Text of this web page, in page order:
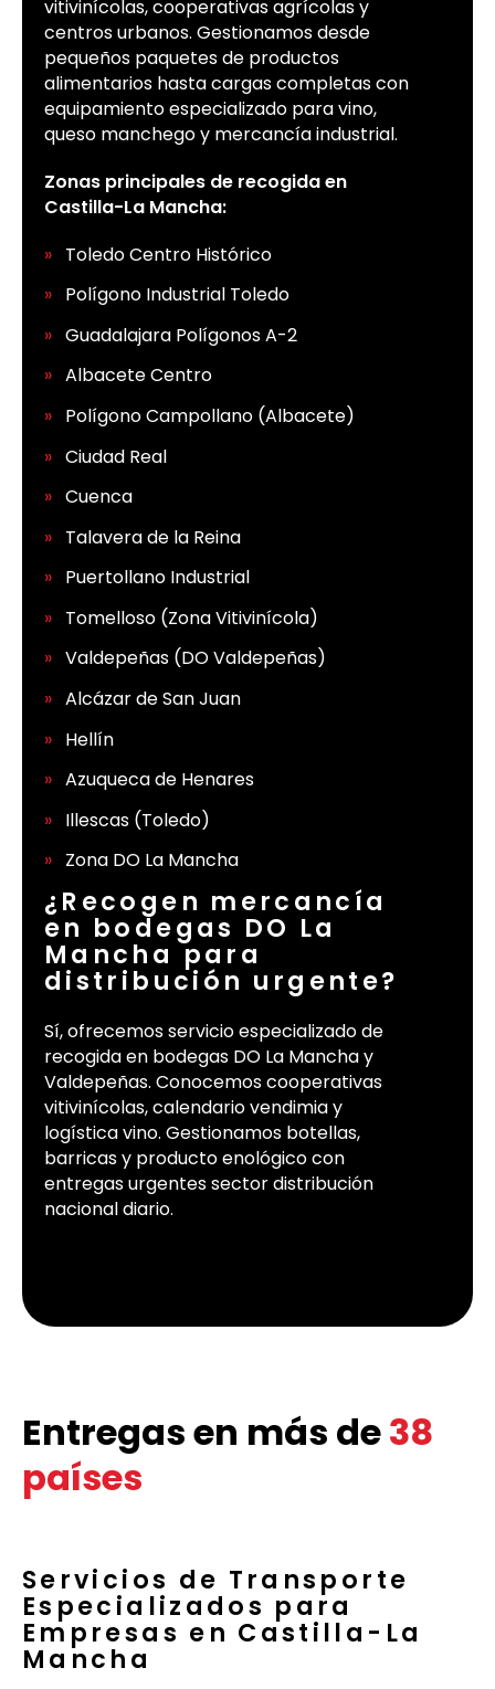
vitivinícolas, cooperativas agrícolas y
centros urbanos. Gestionamos desde
pequeños paquetes de productos
alimentarios hasta cargas completas con
equipamiento especializado para vino,
queso manchego y mercancía industrial.
Zonas principales de recogida en
Castilla-La Mancha:
Toledo Centro Histórico
Polígono Industrial Toledo
Guadalajara Polígonos A-2
Albacete Centro
Polígono Campollano (Albacete)
Ciudad Real
Cuenca
Talavera de la Reina
Puertollano Industrial
Tomelloso (Zona Vitivinícola)
Valdepeñas (DO Valdepeñas)
Alcázar de San Juan
Hellín
Azuqueca de Henares
Illescas (Toledo)
Zona DO La Mancha
¿Recogen mercancía
en bodegas DO La
Mancha para
distribución urgente?
Sí, ofrecemos servicio especializado de
recogida en bodegas DO La Mancha y
Valdepeñas. Conocemos cooperativas
vitivinícolas, calendario vendimia y
logística vino. Gestionamos botellas,
barricas y producto enológico con
entregas urgentes sector distribución
nacional diario.
Entregas en más de38
países
Servicios de Transporte
Especializados para
Empresas en Castilla-La
Mancha